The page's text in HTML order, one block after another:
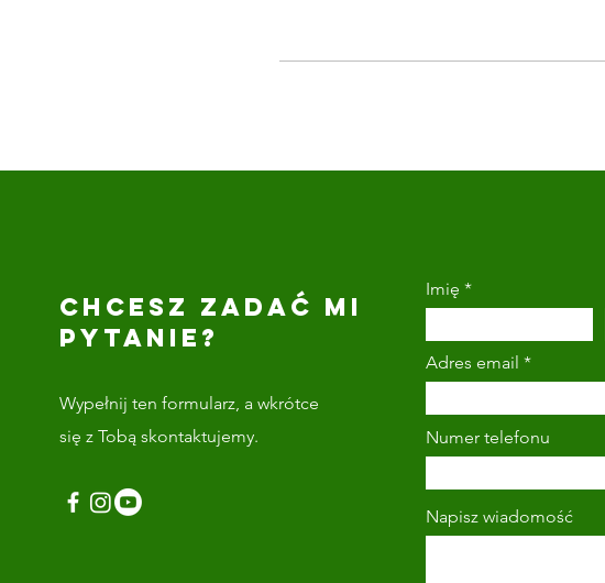
CHCESZ ZADAĆ MI
PYTANIE?
Wypełnij ten formularz, a wkrótce
się z Tobą skontaktujemy.
Imię
Adres email
Numer telefonu
Napisz wiadomość